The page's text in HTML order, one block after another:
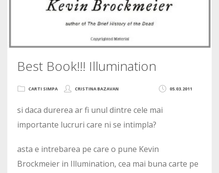
Best Book!!! Illumination
05.03.2011
CARTI SIMPA CRISTINA BAZAVAN
si daca durerea ar fi unul dintre cele mai
importante lucruri care ni se intimpla?
asta e intrebarea pe care o pune Kevin
Brockmeier in Illumination, cea mai buna carte pe